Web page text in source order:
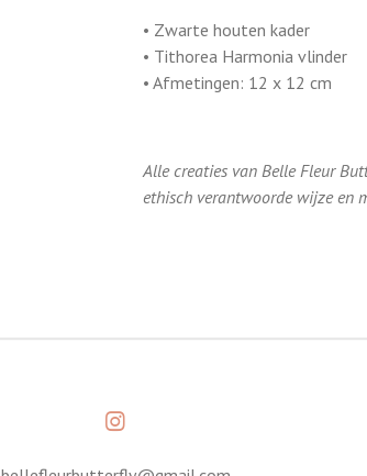
• Zwarte houten kader
• Tithorea Harmonia vlinder
• Afmetingen: 12 x 12 cm
Alle creaties van Belle Fleur
ethisch verantwoorde wijze en
I
s